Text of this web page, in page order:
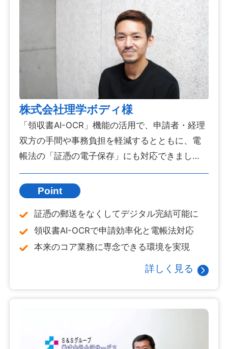
株式会社理学ボディ様
「領収書AI-OCR」機能の活用で、申請者・経理
双方の手間や事務負担を軽減するとともに、電
帳法の「証憑の電子保存」にも対応できまし
た。
Point
証憑の郵送をなくしてデジタル完結可能に
領収書AI-OCRで申請効率化と電帳法対応
本来のコア業務に専念できる環境を実現
詳しく見る